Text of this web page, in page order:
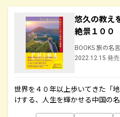
悠久の教え
絶景１００
BOOKS 旅の名
2022.12.15 発売
世界を４０年以上歩いてきた「
けする、人生を輝かせる中国の